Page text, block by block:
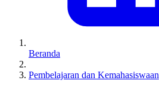
Beranda
Pembelajaran dan Kemahasiswaan